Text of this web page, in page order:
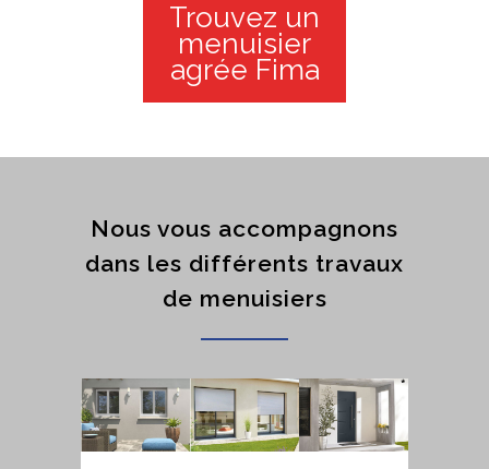
Trouvez un
menuisier
agrée Fima
Nous vous accompagnons
dans les différents travaux
de menuisiers